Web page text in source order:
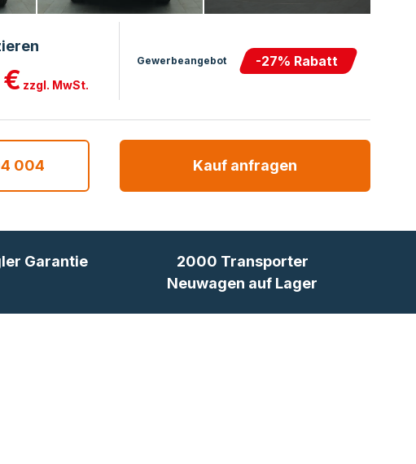
zzgl. MwSt.
Gewerbeangebot -27% Rabatt
004 Kauf anfragen
Garantie
2000 Transporter
Neuwagen auf Lager